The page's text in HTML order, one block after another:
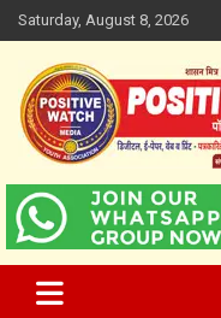
Skip
to
content
Saturday, August 8, 2026
Positive
www.positivewatch.in